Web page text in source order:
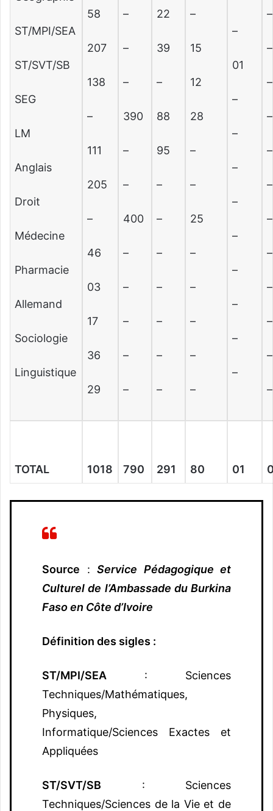
ST/MPI/SEA
ST/SVT/SB
SEG
LM
Anglais
Droit
Médecine
Pharmacie
Allemand
Sociologie
Linguistique
58
207
138
–
111
205
–
46
03
17
36
29
–
–
–
390
–
–
400
–
–
–
–
–
22
39
–
88
95
–
–
–
–
–
–
–
–
15
12
28
–
–
25
–
–
–
–
–
–
01
–
–
–
–
–
–
–
–
–
–
–
–
–
–
–
–
–
–
–
–
–
TOTAL 1018 790 291 80 01
Source : Service Pédagogique et
Culturel de l’Ambassade du Burkina
Faso en Côte d’Ivoire
Définition des sigles :
ST/MPI/SEA : Sciences
Techniques/Mathématiques,
Physiques,
Informatique/Sciences Exactes et
Appliquées
ST/SVT/SB : Sciences
Techniques/Sciences de la Vie et de